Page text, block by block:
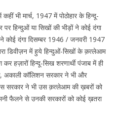
भी मार्च, 1947 में पोठोहार के हिन्दू-
हिन्दुओं या सिखों की भीड़ों ने कोई दंगा
ने कोई दंगा दिसम्बर 1946 / जनवरी 1947
डिवीज़न में हुये हिन्दुओं-सिखों के क़त्लेआम
हज़ारों हिन्दू-सिख शरणार्थी पंजाब में ही
अकाली कॉलिशन सरकार ने भी और
सरकार ने भी उस क़त्लेआम की ख़बरों को
फैलने से उनकी सरकारों को कोई ख़तरा